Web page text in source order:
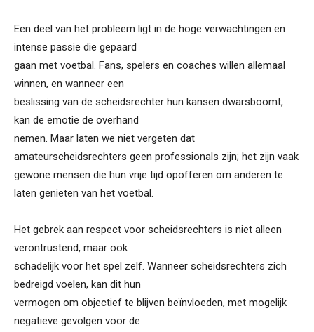
Een deel van het probleem ligt in de hoge verwachtingen en
intense passie die gepaard
gaan met voetbal. Fans, spelers en coaches willen allemaal
winnen, en wanneer een
beslissing van de scheidsrechter hun kansen dwarsboomt,
kan de emotie de overhand
nemen. Maar laten we niet vergeten dat
amateurscheidsrechters geen professionals zijn; het zijn vaak
gewone mensen die hun vrije tijd opofferen om anderen te
laten genieten van het voetbal.
Het gebrek aan respect voor scheidsrechters is niet alleen
verontrustend, maar ook
schadelijk voor het spel zelf. Wanneer scheidsrechters zich
bedreigd voelen, kan dit hun
vermogen om objectief te blijven beïnvloeden, met mogelijk
negatieve gevolgen voor de